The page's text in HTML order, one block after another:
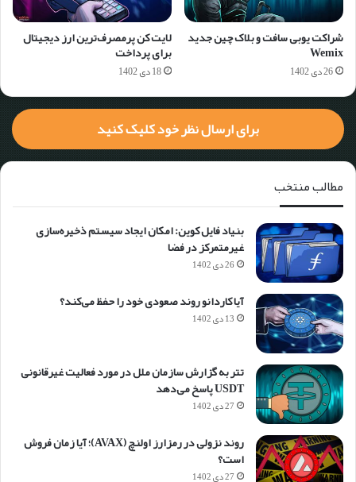
شراکت یوبی سافت و بلاک چین جدید
Wemix
26 دی 1402
لایت کن پرمصرف‌ترین ارز دیجیتال
برای پرداخت
18 دی 1402
برای ارسال نظر خود کلیک کنید
مطالب منتخب
بنیاد فایل کوین: امکان ایجاد سیستم ذخیره‌سازی
غیرمتمرکز در فضا
26 دی 1402
آیا کاردانو روند صعودی خود را حفظ می‌کند؟
13 دی 1402
تتر به گزارش سازمان ملل در مورد فعالیت غیرقانونی
USDT پاسخ می‌دهد
27 دی 1402
روند نزولی در رمزارز اولنچ (AVAX)؛ آیا زمان فروش
است؟
27 دی 1402